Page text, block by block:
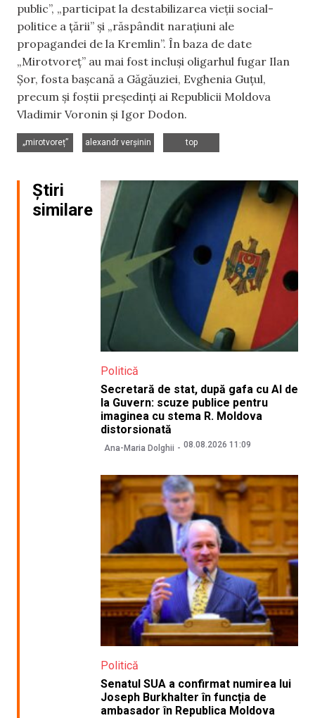
public”, „participat la destabilizarea vieții social-
politice a țării” și „răspândit narațiuni ale
propagandei de la Kremlin”. În baza de date
„Mirotvoreț” au mai fost incluși oligarhul fugar Ilan
Șor, fosta bașcană a Găgăuziei, Evghenia Guțul,
precum și foștii președinți ai Republicii Moldova
Vladimir Voronin și Igor Dodon.
„mirotvoreț”
alexandr verșinin
top
Știri
similare
Politică
Secretară de stat, după gafa cu AI de
la Guvern: scuze publice pentru
imaginea cu stema R. Moldova
distorsionată
Ana-Maria Dolghii 08.08.2026 11:09
Politică
Senatul SUA a confirmat numirea lui
Joseph Burkhalter în funcția de
ambasador în Republica Moldova